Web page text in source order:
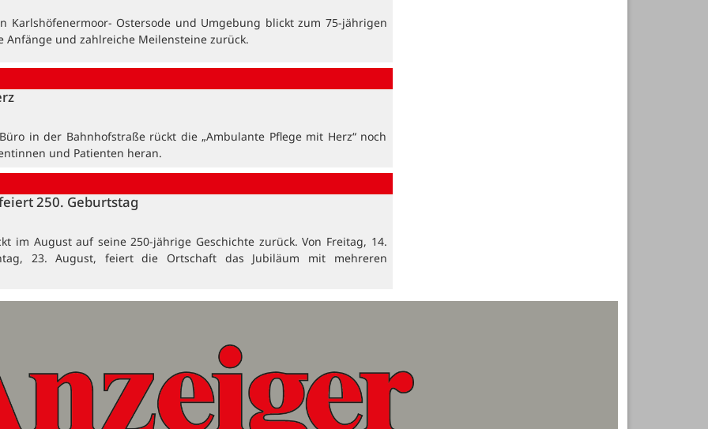
Karlshöfenermoor- Ostersode und Umgebung blickt zum 75-jährigen
Anfänge und zahlreiche Meilensteine zurück.
in der Bahnhofstraße rückt die „Ambulante Pflege mit Herz“ noch
und Patienten heran.
250. Geburtstag
im August auf seine 250-jährige Geschichte zurück. Von Freitag, 14.
23. August, feiert die Ortschaft das Jubiläum mit mehreren